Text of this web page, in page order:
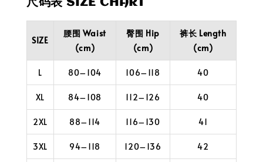
尺码表 SIZE CHART
SIZE
腰围 Waist
(cm)
臀围 Hip
(cm)
裤长 Length
(cm)
L 80–104 106–118 40
XL 84–108 112–126 40
2XL 88–114 116–130 41
3XL 94–118 120–136 42